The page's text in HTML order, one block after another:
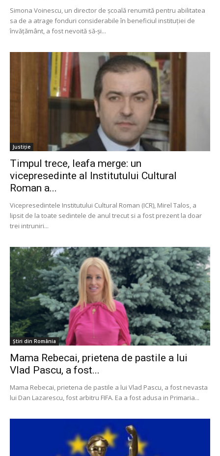
Simona Voinescu, un director de școală renumită pentru abilitatea
sa de a atrage fonduri considerabile în beneficiul instituției de
învățământ, a fost nevoită să-și...
Justiție
Timpul trece, leafa merge: un
vicepresedinte al Institutului Cultural
Roman a...
Vicepresedintele Institutului Cultural Roman (ICR), Mirel Talos, a
lipsit de la toate sedintele de anul trecut si a fost prezent la doar
trei intruniri...
Știri din România
Mama Rebecai, prietena de pastile a lui
Vlad Pascu, a fost...
Mama Rebecai, prietena de pastile a lui Vlad Pascu, a fost nevasta
lui Dan Lazarescu, fost arbitru FIFA. Ea a fost adusa in Primaria...